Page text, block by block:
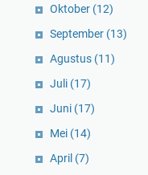
Oktober (12)
September (13)
Agustus (11)
Juli (17)
Juni (17)
Mei (14)
April (7)